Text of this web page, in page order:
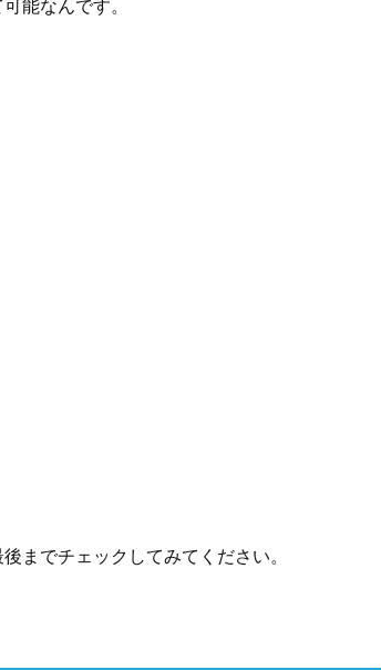
能なんです。
までチェックしてみてください。